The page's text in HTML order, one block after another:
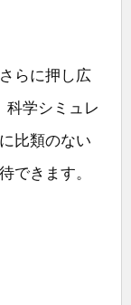
らに押し広
科学シミュレ
比類のない
できます。